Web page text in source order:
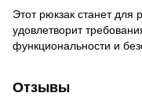
Этот рюкзак станет
удовлетворит
функциональности и
Отзывы